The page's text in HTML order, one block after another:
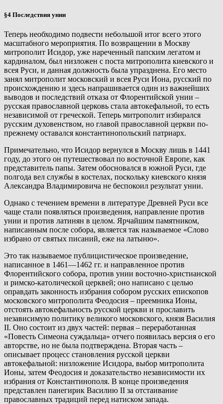
§4 Последствия унии
Теперь необходимо подвести небольшой итог всего этого
масштабного мероприятия. По возвращении в Москву
митрополит Исидор, уже нареченный папским легатом и
кардиналом, был низложен с поста митрополита киевского и
всея Руси, и данная должность была упразднена. Его место
занял митрополит московский и всея Руси Иона, русский по
происхождению и здесь напрашивается один из важнейших
выводов и последствий отказа от Флорентийской унии –
русская православной церковь стала автокефальной, то есть
независимой от греческой. Теперь митрополит избирался
русским духовенством, но главой православной церкви по-
прежнему оставался константинопольский патриарх.
Примечательно, что Исидор вернулся в Москву лишь в 1441
году, до этого он путешествовал по восточной Европе, как
представитель папы. Затем обосновался в южной Руси, где
полгода вел службы в костелах, поскольку киевского князя
Александра Владимировича не беспокоил результат унии.
Однако с течением времени в литературе Древней Руси все
чаще стали появляться произведения, направление против
унии и против латинян в целом. Ярчайшим памятником,
написанным после собора, является так называемое «Слово
избрано от святых писаний, еже на латыню».
Это так называемое публицистическое произведение,
написанное в 1461—1462 гг. и направленное против
Флорентийского собора, против унии восточно-христианской
и римско-католической церквей; оно написано с целью
оправдать законность избрания собором русских епископов
московского митрополита Феодосия – преемника Ионы,
отстоять автокефальность русской церкви и прославить
независимую политику великого московского, князя Василия
II. Оно состоит из двух частей: первая – переработанная
«Повесть Симеона суждальца» отчего появилась версия о его
авторстве, но не была подтверждена. Вторая часть –
описывает процесс становления русской церкви
автокефальной: низложение Исидора, выбор митрополита
Ионы, затем Феодосия и доказательство независимости их
избрания от Константинополя. В конце произведения
представлен панегирик Василию II за отстаивание
православных традиций перед натиском запада.